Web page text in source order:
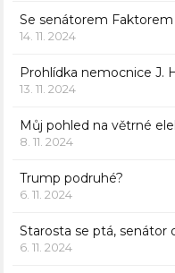
Se senátorem
14. 11. 2024
Prohlídka nemocnice J.
13. 11. 2024
Můj pohled na větrné
8. 11. 2024
Trump podruhé?
6. 11. 2024
Starosta se ptá, senátor
6. 11. 2024